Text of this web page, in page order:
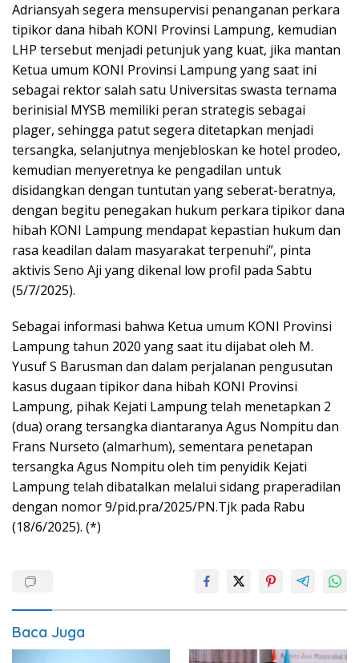
Adriansyah segera mensupervisi penanganan perkara
tipikor dana hibah KONI Provinsi Lampung, kemudian
LHP tersebut menjadi petunjuk yang kuat, jika mantan
Ketua umum KONI Provinsi Lampung yang saat ini
sebagai rektor salah satu Universitas swasta ternama
berinisial MYSB memiliki peran strategis sebagai
plager, sehingga patut segera ditetapkan menjadi
tersangka, selanjutnya menjebloskan ke hotel prodeo,
kemudian menyeretnya ke pengadilan untuk
disidangkan dengan tuntutan yang seberat-beratnya,
dengan begitu penegakan hukum perkara tipikor dana
hibah KONI Lampung mendapat kepastian hukum dan
rasa keadilan dalam masyarakat terpenuhi”, pinta
aktivis Seno Aji yang dikenal low profil pada Sabtu
(5/7/2025).
Sebagai informasi bahwa Ketua umum KONI Provinsi
Lampung tahun 2020 yang saat itu dijabat oleh M.
Yusuf S Barusman dan dalam perjalanan pengusutan
kasus dugaan tipikor dana hibah KONI Provinsi
Lampung, pihak Kejati Lampung telah menetapkan 2
(dua) orang tersangka diantaranya Agus Nompitu dan
Frans Nurseto (almarhum), sementara penetapan
tersangka Agus Nompitu oleh tim penyidik Kejati
Lampung telah dibatalkan melalui sidang praperadilan
dengan nomor 9/pid.pra/2025/PN.Tjk pada Rabu
(18/6/2025). (*)
Baca Juga